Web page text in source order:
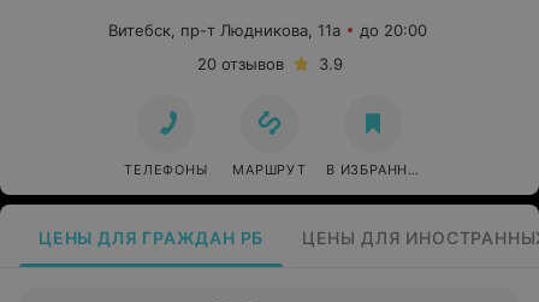
Витебск, пр-т Людникова, 11а
до 20:00
20 отзывов
3.9
ТЕЛЕФОНЫ МАРШРУТ В ИЗБРАННОЕ
ЦЕНЫ ДЛЯ ГРАЖДАН РБ ЦЕНЫ ДЛЯ